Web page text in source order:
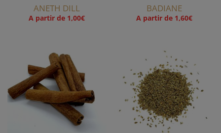
ANETH DILL
A partir de 1,00€
BADIANE
A partir de 1,60€